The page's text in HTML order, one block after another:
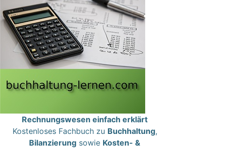
Rechnungswesen einfach erklärt
Kostenloses Fachbuch zu Buchhaltung,
Bilanzierung sowie Kosten- &